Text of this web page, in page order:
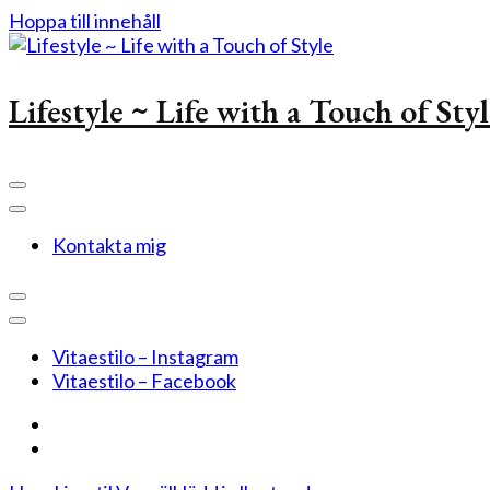
Hoppa till innehåll
Lifestyle ~ Life with a Touch of
Kontakta mig
Vitaestilo – Instagram
Vitaestilo – Facebook